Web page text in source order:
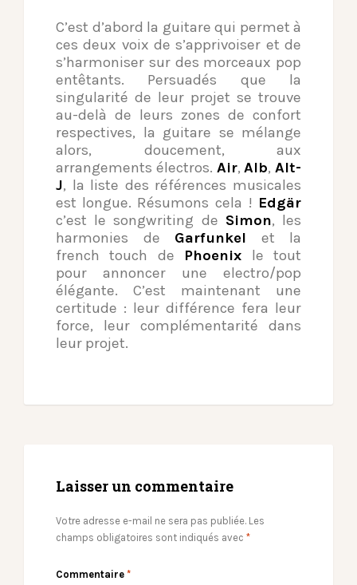
C’est d’abord la guitare qui permet à
ces deux voix de s’apprivoiser et de
s’harmoniser sur des morceaux pop
entêtants. Persuadés que la
singularité de leur projet se trouve
au-delà de leurs zones de confort
respectives, la guitare se mélange
alors, doucement, aux
arrangements électros. Air,Alb, Alt-
J, la liste des références musicales
est longue. Résumons cela ! Edgär
c’est le songwriting de Simon, les
harmonies de Garfunkel et la
french touch de Phoenix le tout
pour annoncer une electro/pop
élégante. C’est maintenant une
certitude : leur différence fera leur
force, leur complémentarité dans
leur projet.
Laisser un commentaire
Votre adresse e-mail ne sera pas publiée. Les
champs obligatoires sont indiqués avec *
Commentaire *